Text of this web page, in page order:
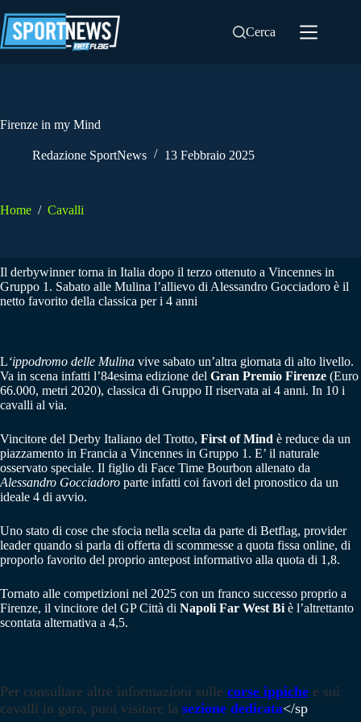
al
contenuto
Cerca
Firenze in my Mind
Redazione SportNews 13 Febbraio 2025
Home / Cavalli
Il derbywinner torna in Italia dopo il terzo ottenuto a Vincennes in
Gruppo 1. Sabato alle Mulina l’allievo di Alessandro Gocciadoro è il
netto favorito della classica per i 4 anni
L‘ippodromo delle Mulina vive sabato un’altra giornata di alto livello.
Va in scena infatti l’84esima edizione del Gran Premio Firenze (Euro
66.000, metri 2020), classica di Gruppo II riservata ai 4 anni. In 10 i
cavalli al via.
Vincitore del Derby Italiano del Trotto, First of Mind è reduce da un
piazzamento in Francia a Vincennes in Gruppo 1. E’ il naturale
osservato speciale. Il figlio di Face Time Bourbon allenato da
Alessandro Gocciadoro parte infatti coi favori del pronostico da un
ideale 4 di avvio.
Uno stato di cose che sfocia nella scelta da parte di Betflag, provider
leader quando si parla di offerta di scommesse a quota fissa online, di
proporlo favorito del proprio antepost informativo alla quota di 1,8.
Tornato alle competizioni nel 2025 con un franco successo proprio a
Firenze, il vincitore del GP Città di Napoli Far West Bi è l’altrettanto
scontata alternativa a 4,5.
Per consultare altre informazioni sulle corse ippiche e sui
cavalli in gara, puoi visitare la sezione dedicata</sp